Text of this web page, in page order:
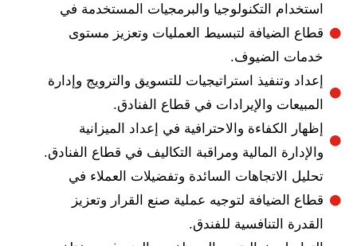
التكنولوجيا والبرمجيات المستخدمة في
الضيافة لتبسيط العمليات وتعزيز مستوى
الضيوف.
وتنفيذ استراتيجيات للتسويق والترويج وإدارة
والإيرادات في قطاع الفنادق.
الكفاءة والاحترافية في إعداد الميزانية
المالية ومراقبة التكاليف في قطاع الفنادق.
الاتجاهات السائدة وتفضيلات العملاء في
الضيافة لتوجيه عملية صنع القرار وتعزيز
التنافسية للفندق.